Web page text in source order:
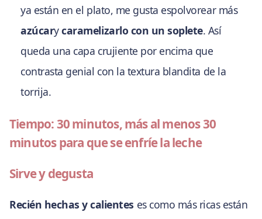
ya están en el plato, me gusta espolvorear más
azúcarycaramelizarlo con un soplete. Así
queda una capa crujiente por encima que
contrasta genial con la textura blandita de la
torrija.
Tiempo: 30 minutos, más al menos 30
minutos para que se enfríe la leche
Sirve y degusta
Recién hechas y calientes es como más ricas están